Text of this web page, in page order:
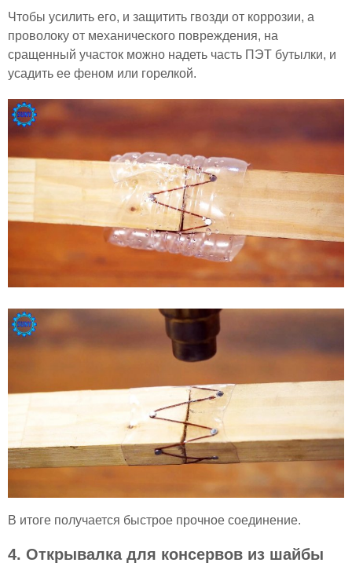
Чтобы усилить его, и защитить гвозди от коррозии, а
проволоку от механического повреждения, на
сращенный участок можно надеть часть ПЭТ бутылки, и
усадить ее феном или горелкой.
В итоге получается быстрое прочное соединение.
4. Открывалка для консервов из шайбы